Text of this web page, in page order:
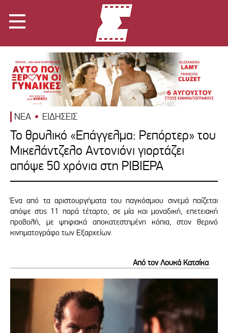
ΝΕΑ ΕΙΔΗΣΕΙΣ
Το θρυλικό «Επάγγελμα: Ρεπόρτερ» του
Μικελάντζελο Αντονιόνι γιορτάζει
απόψε 50 χρόνια στη ΡΙΒΙΕΡΑ
Ένα από τα αριστουργήματα του παγκόσμιου σινεμά παίζεται
απόψε στις 11 παρά τέταρτο, σε μία και μοναδική, επετειακή
προβολή, με ψηφιακά αποκατεστημένη κόπια, στον θερινό
κινηματογράφο των Εξαρχείων.
Από τον Λουκά Κατσίκα